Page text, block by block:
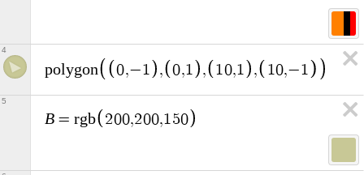
pol ygon 0,−1 , 0,1 , 1 0,1 , 10,−1
4
B = rgb 200,200,1 50
5